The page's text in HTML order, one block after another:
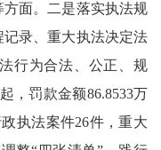
面。二是落实执法规
录、重大执法决定法
行为合法、公正、规
，罚款金额86.8533万
执法案件26件，重大